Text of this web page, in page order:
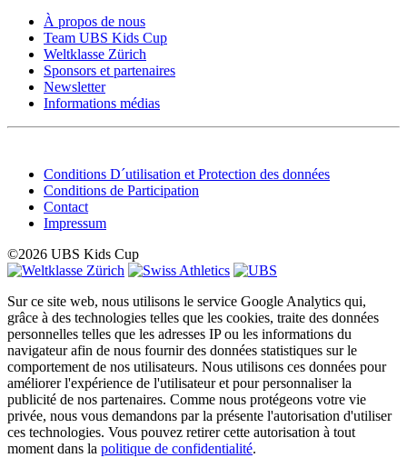
À propos de nous
Team UBS Kids Cup
Weltklasse Zürich
Sponsors et partenaires
Newsletter
Informations médias
Conditions D´utilisation et Protection des données
Conditions de Participation
Contact
Impressum
©2026 UBS Kids Cup
Sur ce site web, nous utilisons le service Google Analytics qui,
grâce à des technologies telles que les cookies, traite des données
personnelles telles que les adresses IP ou les informations du
navigateur afin de nous fournir des données statistiques sur le
comportement de nos utilisateurs. Nous utilisons ces données pour
améliorer l'expérience de l'utilisateur et pour personnaliser la
publicité de nos partenaires. Comme nous protégeons votre vie
privée, nous vous demandons par la présente l'autorisation d'utiliser
ces technologies. Vous pouvez retirer cette autorisation à tout
moment dans la politique de confidentialité.